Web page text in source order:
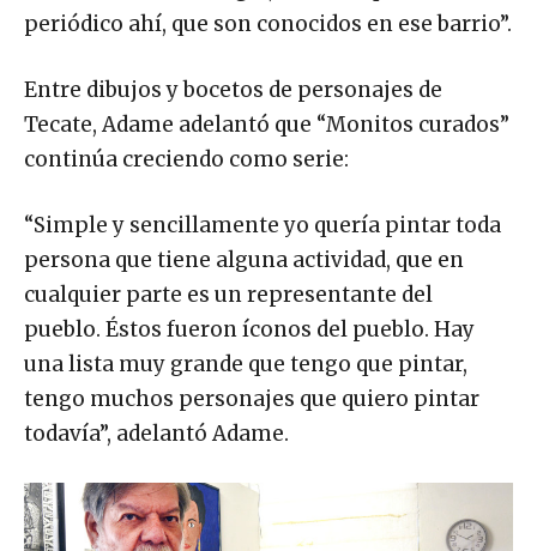
periódico ahí, que son conocidos en ese barrio”.
Entre dibujos y bocetos de personajes de
Tecate, Adame adelantó que “Monitos curados”
continúa creciendo como serie:
“Simple y sencillamente yo quería pintar toda
persona que tiene alguna actividad, que en
cualquier parte es un representante del
pueblo. Éstos fueron íconos del pueblo. Hay
una lista muy grande que tengo que pintar,
tengo muchos personajes que quiero pintar
todavía”, adelantó Adame.